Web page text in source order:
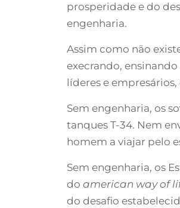
prosperidade e do
engenharia.
Assim como não
execrando,
líderes e
Sem engenharia, os
tanques T-34. Nem
homem a viajar pelo
Sem engenharia, os
do american way of
do desafio